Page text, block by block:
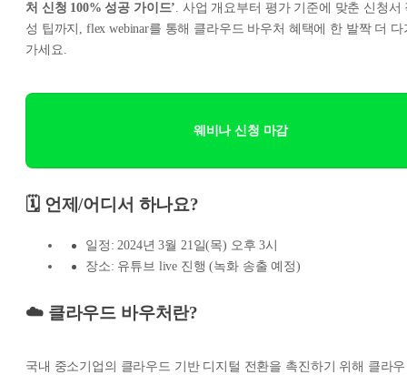
처 신청 100% 성공 가이드’. 사업 개요부터 평가 기준에 맞춘 신청서
성 팁까지, flex webinar를 통해 클라우드 바우처 혜택에 한 발짝 더 다
가세요.
웨비나 신청 마감
🗓️ 언제/어디서 하나요?
일정: 2024년 3월 21일(목) 오후 3시
장소: 유튜브 live 진행 (녹화 송출 예정)
☁️ 클라우드 바우처란?
국내 중소기업의 클라우드 기반 디지털 전환을 촉진하기 위해 클라우